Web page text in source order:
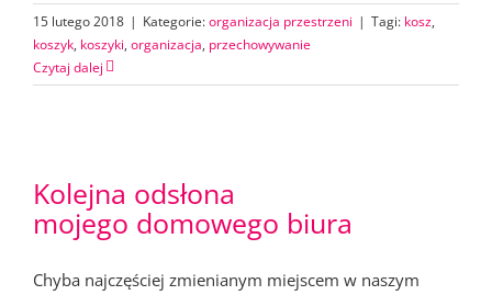
15 lutego 2018 | Kategorie:organizacja przestrzeni | Tagi: kosz,
koszyk, koszyki, organizacja, przechowywanie
Czytaj dalej
Kolejna odsłona
mojego domowego biura
Chyba najczęściej zmienianym miejscem w naszym